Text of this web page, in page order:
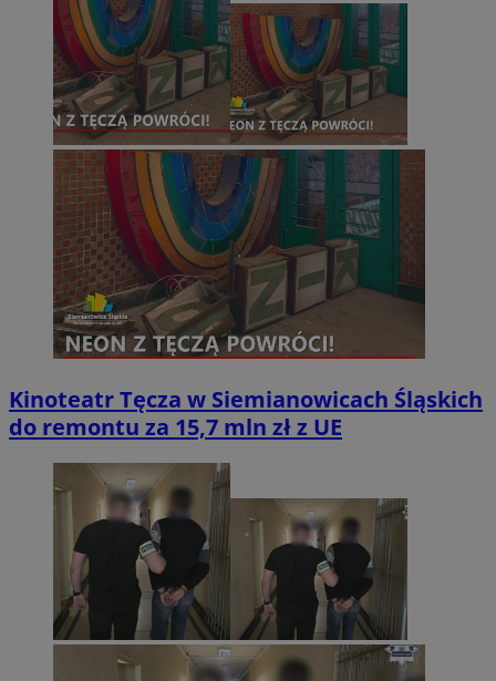
Kinoteatr Tęcza w Siemianowicach Śląskich
do remontu za 15,7 mln zł z UE